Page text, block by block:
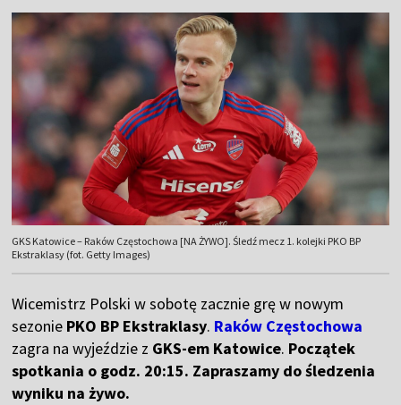
GKS Katowice – Raków Częstochowa [NA ŻYWO]. Śledź mecz 1. kolejki PKO BP
Ekstraklasy (fot. Getty Images)
Wicemistrz Polski w sobotę zacznie grę w nowym
sezonie PKO BP Ekstraklasy. Raków Częstochowa
zagra na wyjeździe z GKS-em Katowice. Początek
spotkania o godz. 20:15. Zapraszamy do śledzenia
wyniku na żywo.